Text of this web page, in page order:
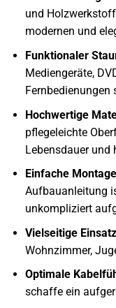
und
modernen und
Funktionaler
Mediengeräte,
Fernbedienungen
Hochwertige
pflegeleichte
Lebensdauer und
Einfache
Aufbauanleitung
unkompliziert
Vielseitige
Wohnzimmer,
Optimale
schaffe ein